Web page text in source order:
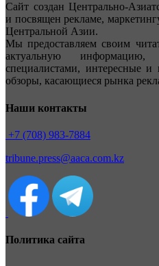
Сайт создан Центрально-
и посвящен рекламе,
Центральной Азии.
Мы предоставляем своим
актуальную
специалистами, интересные и
обзоры, касающиеся рынка
Наши контакты
+7 (708) 983-7884
tribune.press@aaca.com.kz
Политика сайта